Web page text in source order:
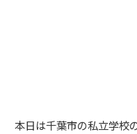
本日は千葉市の私立学校